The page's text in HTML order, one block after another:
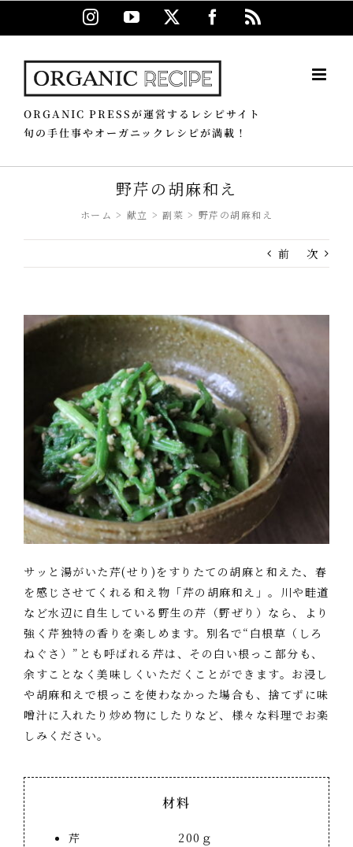
Instagram
YouTube Facebook
ORGANIC PRESSが運営するレシピサイト
旬の手仕事やオーガニックレシピが満載！
野芹の胡麻和え
ホーム 献立 副菜 野芹の胡麻和え
前 次
サッと湯がいた芹(せり)をすりたての胡麻と和えた、春
を感じさせてくれる和え物「芹の胡麻和え」。川や畦道
など水辺に自生している野生の芹（野ぜり）なら、より
強く芹独特の香りを楽しめます。別名で“白根草（しろ
ねぐさ）”とも呼ばれる芹は、その白い根っこ部分も、
余すことなく美味しくいただくことができます。お浸し
や胡麻和えで根っこを使わなかった場合も、捨てずに味
噌汁に入れたり炒め物にしたりなど、様々な料理でお楽
しみください。
材料
芹 200ｇ